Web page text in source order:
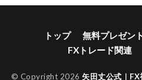
トップ 無料プレゼン
FXトレード関連
© Copyright 2026 矢田丈公式｜